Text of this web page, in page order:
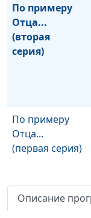
По примеру
Отца...
(вторая
серия)
По примеру
Отца...
(первая серия)
Описание